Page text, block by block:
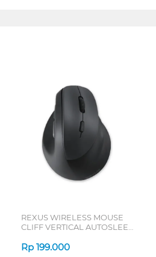
REXUS WIRELESS MOUSE
CLIFF VERTICAL AUTOSLEEP
Rp 199.000